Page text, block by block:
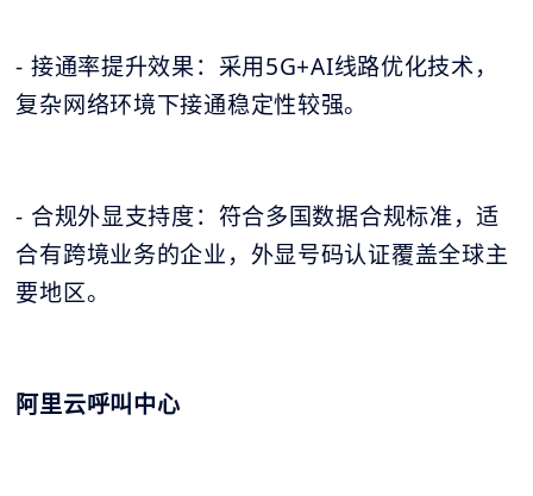
- 接通率提升效果：采用5G+AI线路优化技术，
复杂网络环境下接通稳定性较强。
- 合规外显支持度：符合多国数据合规标准，适
合有跨境业务的企业，外显号码认证覆盖全球主
要地区。
阿里云呼叫中心